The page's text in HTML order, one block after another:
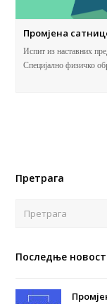
Промјена
Испит из наставних
Специјално физичко
Претрага
Последње